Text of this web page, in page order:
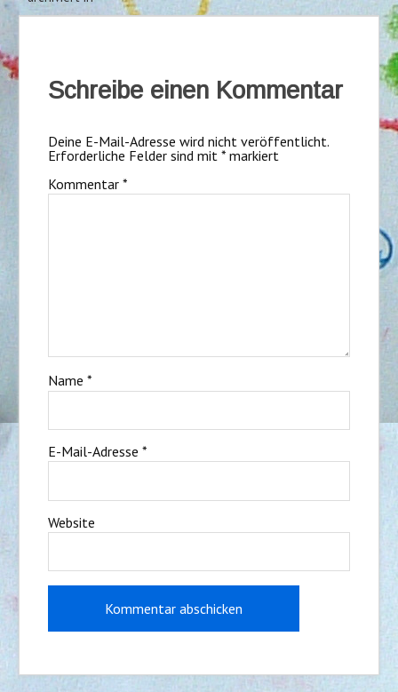
Schreibe einen Kommentar
Deine E-Mail-Adresse wird nicht veröffentlicht.
Erforderliche Felder sind mit *markiert
Kommentar *
Name *
E-Mail-Adresse *
Website